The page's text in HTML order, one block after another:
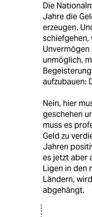
Die
Jahre die
erzeugen.
schiefgehen,
unmöglich,
aufzubauen:
Nein, hier
geschehen
muss es
Geld zu
Jahren
es jetzt aber
Ligen in den
Ländern,
abgehängt.